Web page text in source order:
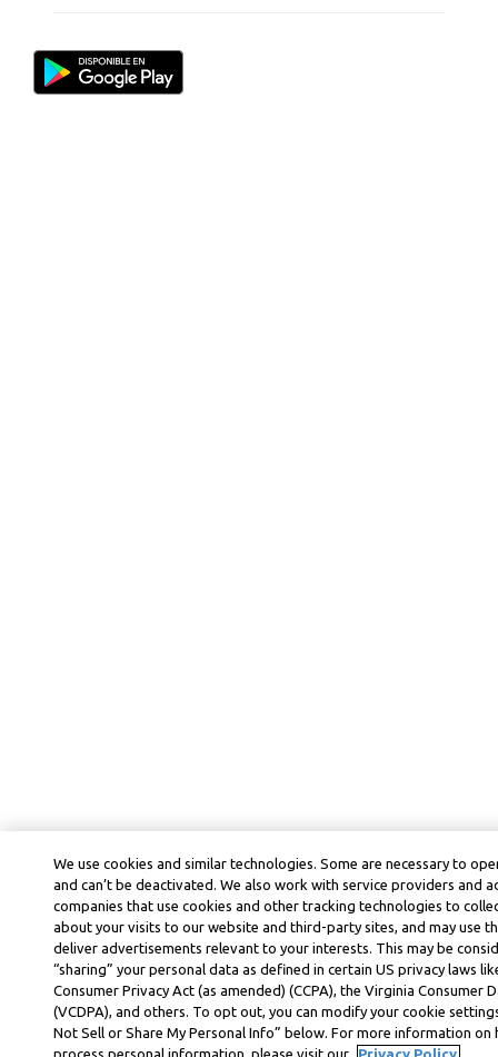
We use cookies and similar technologies. Some are necessary to
and can’t be deactivated. We also work with service providers and
companies that use cookies and other tracking technologies to
about your visits to our website and third-party sites, and may use
deliver advertisements relevant to your interests. This may be
“sharing” your personal data as defined in certain US privacy laws
Consumer Privacy Act (as amended) (CCPA), the Virginia Consumer
(VCDPA), and others. To opt out, you can modify your cookie
Not Sell or Share My Personal Info” below. For more information on
process personal information, please visit our
Privacy Policy.